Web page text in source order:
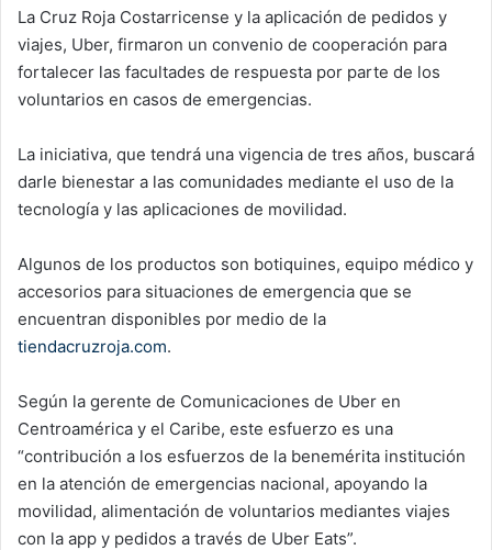
La Cruz Roja Costarricense y la aplicación de pedidos y
viajes, Uber, firmaron un convenio de cooperación para
fortalecer las facultades de respuesta por parte de los
voluntarios en casos de emergencias.
La iniciativa, que tendrá una vigencia de tres años, buscará
darle bienestar a las comunidades mediante el uso de la
tecnología y las aplicaciones de movilidad.
Algunos de los productos son botiquines, equipo médico y
accesorios para situaciones de emergencia que se
encuentran disponibles por medio de la
tiendacruzroja.com.
Según la gerente de Comunicaciones de Uber en
Centroamérica y el Caribe, este esfuerzo es una
“contribución a los esfuerzos de la benemérita institución
en la atención de emergencias nacional, apoyando la
movilidad, alimentación de voluntarios mediantes viajes
con la app y pedidos a través de Uber Eats”.